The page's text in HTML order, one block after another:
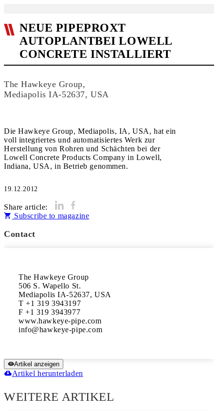
NEUE PIPEPROXT
AUTOPLANTBEI LOWELL
CONCRETE INSTALLIERT
The Hawkeye Group,
Mediapolis IA-52637, USA
Die Hawkeye Group, Mediapolis, IA, USA, hat ein
voll integriertes und automatisiertes Werk zur
Herstellung von Rohren und Schächten bei der
Lowell Concrete Products Company in Lowell,
Indiana, USA, in Betrieb genommen.
19.12.2012
Share article:
Subscribe to magazine
Contact
The Hawkeye Group
506 S. Wapello St.
Mediapolis IA-52637, USA
T +1 319 3943197
F +1 319 3943977
www.hawkeye-pipe.com
Artikel anzeigen
Artikel herunterladen
WEITERE ARTIKEL